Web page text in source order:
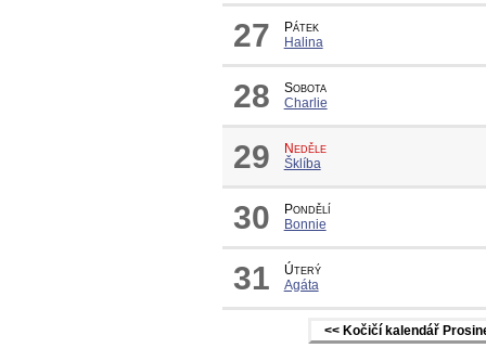
27
Pátek
Halina
28
Sobota
Charlie
29
Neděle
Šklíba
30
Pondělí
Bonnie
31
Úterý
Agáta
<< Kočičí kalendář